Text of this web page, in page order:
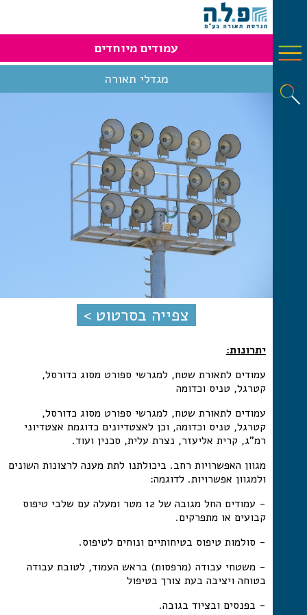
עמודים מיוחדים
מגדלי תאורה
צפייה בסרטוט >
יתרונות:
עמודים לתאורת שטח, למגרשי ספורט מסוג כדורסל,
קטרגל, טניס וכדומה
עמודים לתאורת שטח, למגרשי ספורט מסוג כדורסל,
קטרגל, טניס וכדומה, וכן לאצטדיונים כדוגמת אצטדיוני
רמ"ג, קרית אליעזר, נצרת עלית, סכנין ועוד.
מגוון האפשרויות רחב. ביכולתנו לתת מענה לרצונות השונים
ולמגוון אפשרויות. לדוגמה:
- עמודים החל מגובה של 12 מטר ומעלה עם שלבי טיפוס
קבועים או מתפרקים.
- סולמות טיפוס בטיחותיים ונוחים לטיפוס.
- משטחי עבודה (מרפסות) בראש העמוד, לטובת עבודה
בטוחה ויציבה בעת צורך בטיפול
- בפנסים ובציוד בגובה.